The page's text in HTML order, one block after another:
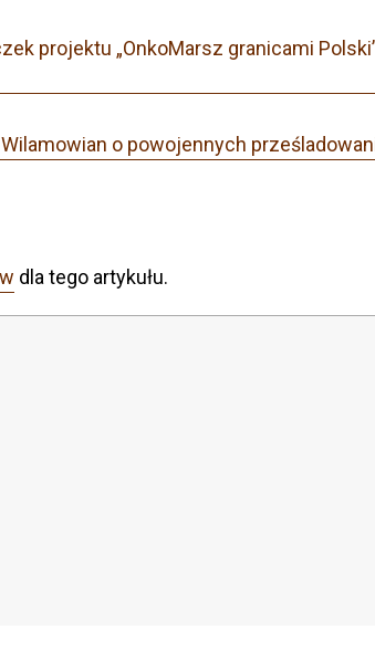
projektu „OnkoMarsz granicami
o powojennych
dla tego artykułu.